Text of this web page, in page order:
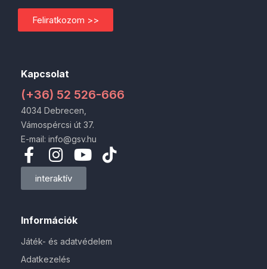
Információk
Játék- és adatvédelem
Adatkezelés
Kapcsolat
(+36) 52 526-666
4034 Debrecen,
Vámospércsi út 37.
E-mail: info@gsv.hu
interaktív
Feliratkozom >>